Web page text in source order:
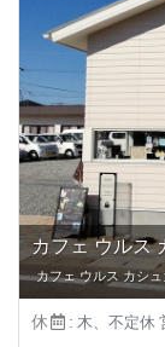
カフェ ウルス
カフェ ウルス カシ
休 : 木、不定休